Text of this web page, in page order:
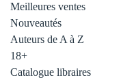
Meilleures ventes
Nouveautés
Auteurs de A à Z
18+
Catalogue libraires